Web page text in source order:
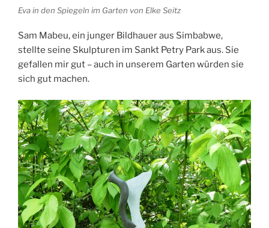
Eva in den Spiegeln im Garten von Elke Seitz
Sam Mabeu, ein junger Bildhauer aus Simbabwe,
stellte seine Skulpturen im Sankt Petry Park aus. Sie
gefallen mir gut – auch in unserem Garten würden sie
sich gut machen.